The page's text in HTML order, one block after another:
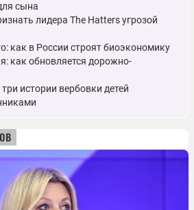
сына
лидера The Hatters угрозой
как в России строят биоэкономику
как обновляется дорожно-
истории вербовки детей